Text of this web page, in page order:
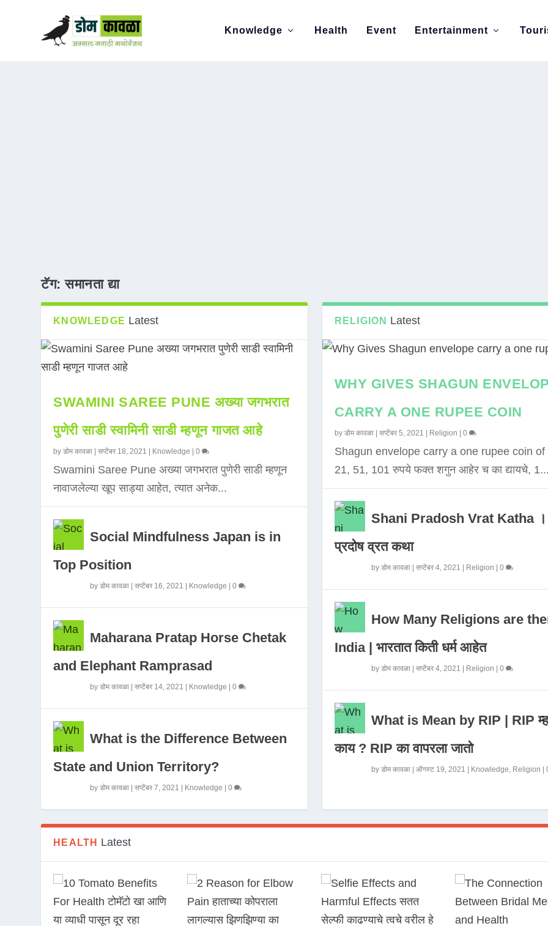
Knowledge Health Event Entertainment
टॅग:समानता द्या
KNOWLEDGE Latest
SWAMINI SAREE PUNE अख्या जगभरात
पुणेरी साडी स्वामिनी साडी म्हणून गाजत आहे
byडोम कावळा |सप्टेंबर 18, 2021 Knowledge |0
Swamini Saree Pune अख्या जगभरात पुणेरी साडी म्हणून
नावाजलेल्या खूप साड्या आहेत, त्यात अनेक...
Social Mindfulness Japan is in
Top Position
byडोम कावळा |सप्टेंबर 16, 2021 Knowledge |0
Maharana Pratap Horse Chetak
and Elephant Ramprasad
byडोम कावळा |सप्टेंबर 14, 2021 Knowledge |0
What is the Difference Between
State and Union Territory?
byडोम कावळा |सप्टेंबर 7, 2021 Knowledge |0
RELIGION Latest
WHY GIVES SHAGUN
CARRY A ONE RUPEE COIN
by डोम कावळा| सप्टेंबर 5, 2021 Religion 0
Shagun envelope carry a one rupee coin of
21, 51, 101 रुपये फक्त शगुन आहेर च का द्यायचे, 1...
Shani Pradosh Vrat Katha ।
प्रदोष व्रत कथा
by डोम कावळा| सप्टेंबर 4, 2021 Religion 0
How Many Religions are
India | भारतात किती धर्म आहेत
by डोम कावळा| सप्टेंबर 4, 2021 Religion 0
What is Mean by RIP | RIP
काय ? RIP का वापरला जातो
by डोम कावळा| ऑगस्ट 19, 2021 Knowledge, Religion
HEALTH Latest